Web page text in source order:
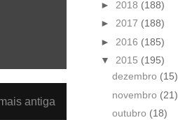
antiga
► 2018 (188)
► 2017 (188)
► 2016 (185)
▼ 2015 (195)
dezembro (15)
novembro (21)
outubro (18)